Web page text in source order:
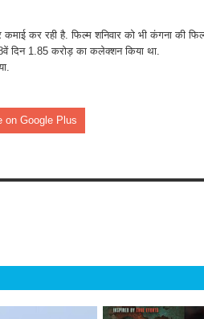
कर रही है. फिल्म शनिवार को भी कंगना की
दिन 1.85 करोड़ का कलेक्शन किया था.
on Google Plus